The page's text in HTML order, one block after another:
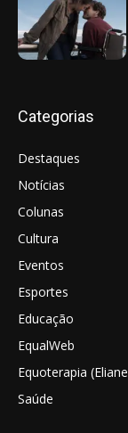
Categorias
Destaques
Notícias
Colunas
Cultura
Eventos
Esportes
Educação
EqualWeb
Equoterapia
Saúde